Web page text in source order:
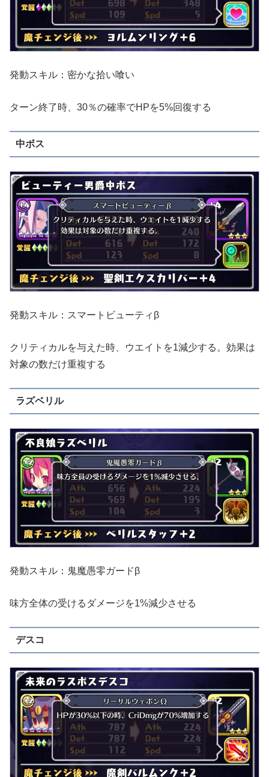
発動スキル：密かな拾い喰い
ターン終了時、30％の確率でHPを5%回復する
中ボス
発動スキル：スマートビューティβ
クリティカルを与えた時、ウエイトを1減少する。効果は
対象の数だけ重複する
ラズベリル
発動スキル：鬼魔愚零ガードβ
味方全体の受けるダメージを1%減少させる
デスコ